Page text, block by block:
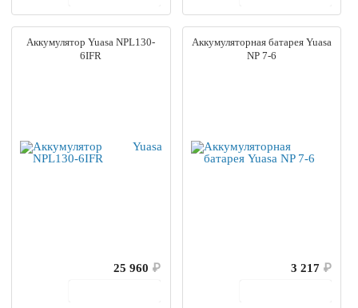
Аккумулятор Yuasa NPL130-
6IFR
25 960 ₽
Аккумуляторная батарея Yuasa
NP 7-6
3 217 ₽